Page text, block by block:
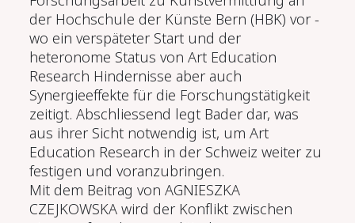
der Hochschule der Künste Bern (HBK) vor -
wo ein verspäteter Start und der
heteronome Status von Art Education
Research Hindernisse aber auch
Synergieeffekte für die Forschungstätigkeit
zeitigt. Abschliessend legt Bader dar, was
aus ihrer Sicht notwendig ist, um Art
Education Research in der Schweiz weiter zu
festigen und voranzubringen.
Mit dem Beitrag von AGNIESZKA
CZEJKOWSKA wird der Konflikt zwischen